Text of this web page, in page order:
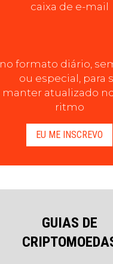
caixa de e-mail
no formato diário,
ou especial, para
manter atualizado
ritmo
EU ME INSCREVO
GUIAS DE